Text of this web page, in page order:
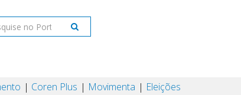
Coren Plus Movimenta Eleições